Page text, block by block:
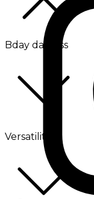
Bday da Boss
Versatilité